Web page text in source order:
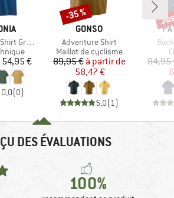
Waves
54,95 €
0,0(0)
MARQUE
GONSO
Article
Adventure Shirt
Product group
Maillot de cyclisme
Prix
89,95 € Prix réduit
à partir de
58,47 €
5,0(1 )
Remise
-35 %
84,95
DES ÉVALUATIONS
100%